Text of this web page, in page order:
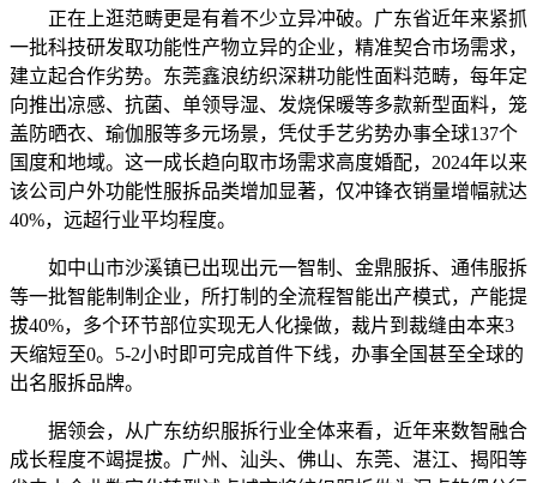
正在上逛范畴更是有着不少立异冲破。广东省近年来紧抓
一批科技研发取功能性产物立异的企业，精准契合市场需求，
建立起合作劣势。东莞鑫浪纺织深耕功能性面料范畴，每年定
向推出凉感、抗菌、单领导湿、发烧保暖等多款新型面料，笼
盖防晒衣、瑜伽服等多元场景，凭仗手艺劣势办事全球137个
国度和地域。这一成长趋向取市场需求高度婚配，2024年以来
该公司户外功能性服拆品类增加显著，仅冲锋衣销量增幅就达
40%，远超行业平均程度。
如中山市沙溪镇已出现出元一智制、金鼎服拆、通伟服拆
等一批智能制制企业，所打制的全流程智能出产模式，产能提
拔40%，多个环节部位实现无人化操做，裁片到裁缝由本来3
天缩短至0。5-2小时即可完成首件下线，办事全国甚至全球的
出名服拆品牌。
据领会，从广东纺织服拆行业全体来看，近年来数智融合
成长程度不竭提拔。广州、汕头、佛山、东莞、湛江、揭阳等